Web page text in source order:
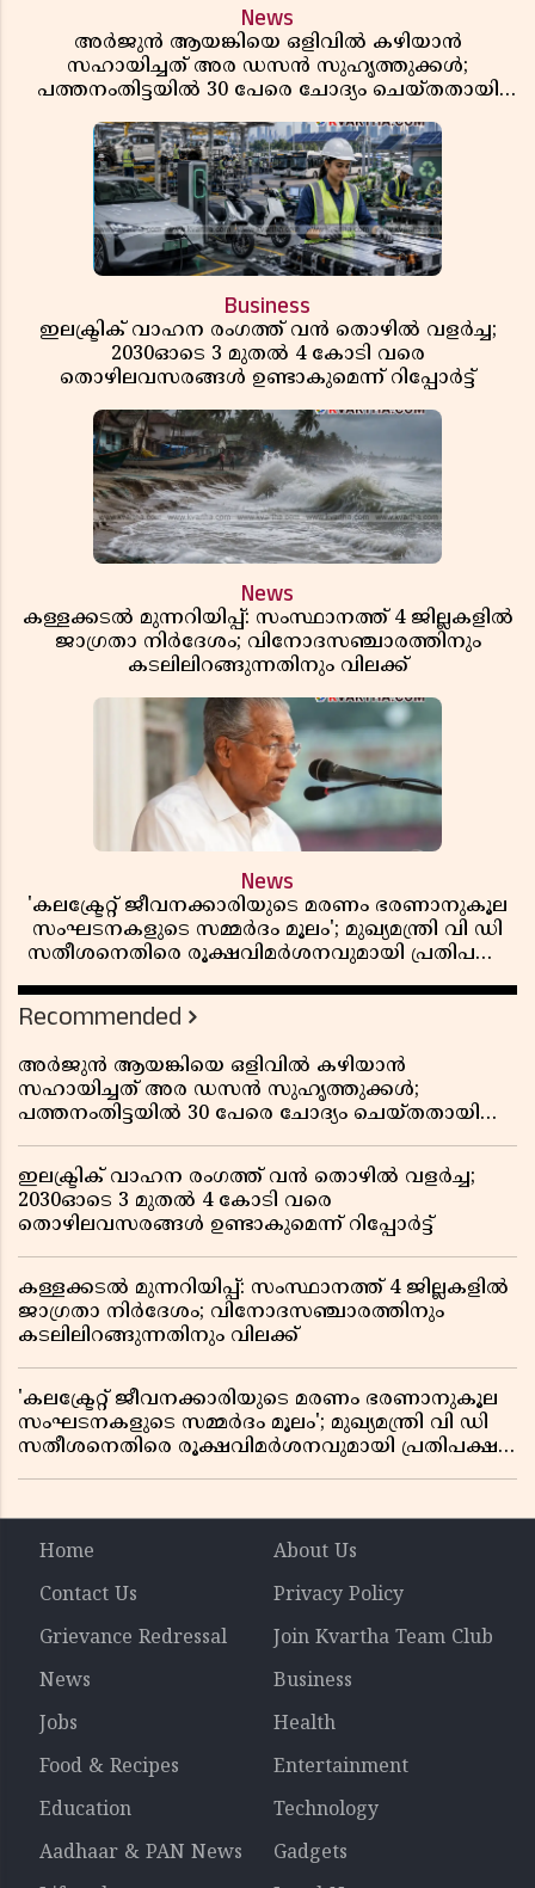
News
അർജുൻ ആയങ്കിയെ ഒളിവിൽ കഴിയാൻ
സഹായിച്ചത് അര ഡസൻ സുഹൃത്തുക്കൾ;
പത്തനംതിട്ടയിൽ 30 പേരെ ചോദ്യം ചെയ്തതായി
Business
ഇലക്ട്രിക് വാഹന രംഗത്ത് വൻ തൊഴിൽ വളർച്ച;
2030ഓടെ 3 മുതൽ 4 കോടി വരെ
തൊഴിലവസരങ്ങൾ ഉണ്ടാകുമെന്ന് റിപ്പോർട്ട്
News
കള്ളക്കടൽ മുന്നറിയിപ്പ്: സംസ്ഥാനത്ത് 4 ജില്ലകളിൽ
ജാഗ്രതാ നിർദേശം; വിനോദസഞ്ചാരത്തിനും
കടലിലിറങ്ങുന്നതിനും വിലക്ക്
News
'കലക്ട്രേറ്റ് ജീവനക്കാരിയുടെ മരണം ഭരണാനുകൂല
സംഘടനകളുടെ സമ്മർദം മൂലം'; മുഖ്യമന്ത്രി വി ഡി
സതീശനെതിരെ രൂക്ഷവിമർശനവുമായി പ്രതിപക്ഷ
Recommended
അർജുൻ ആയങ്കിയെ ഒളിവിൽ കഴിയാൻ
സഹായിച്ചത് അര ഡസൻ സുഹൃത്തുക്കൾ;
പത്തനംതിട്ടയിൽ 30 പേരെ ചോദ്യം ചെയ്തതായി
ഇലക്ട്രിക് വാഹന രംഗത്ത് വൻ തൊഴിൽ വളർച്ച;
2030ഓടെ 3 മുതൽ 4 കോടി വരെ
തൊഴിലവസരങ്ങൾ ഉണ്ടാകുമെന്ന് റിപ്പോർട്ട്
കള്ളക്കടൽ മുന്നറിയിപ്പ്: സംസ്ഥാനത്ത് 4 ജില്ലകളിൽ
ജാഗ്രതാ നിർദേശം; വിനോദസഞ്ചാരത്തിനും
കടലിലിറങ്ങുന്നതിനും വിലക്ക്
'കലക്ട്രേറ്റ് ജീവനക്കാരിയുടെ മരണം ഭരണാനുകൂല
സംഘടനകളുടെ സമ്മർദം മൂലം'; മുഖ്യമന്ത്രി വി ഡി
സതീശനെതിരെ രൂക്ഷവിമർശനവുമായി പ്രതിപക്ഷ
Home
About Us
Contact Us
Privacy Policy
Grievance Redressal
Join Kvartha Team Club
News
Business
Jobs
Health
Food & Recipes
Entertainment
Education
Technology
Aadhaar & PAN News
Gadgets